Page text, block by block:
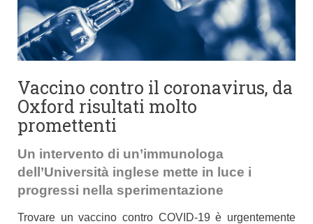
Vaccino contro il coronavirus, da
Oxford risultati molto
promettenti
Un intervento di un’immunologa
dell’Università inglese mette in luce i
progressi nella sperimentazione
Trovare un vaccino contro COVID-19 è urgentemente